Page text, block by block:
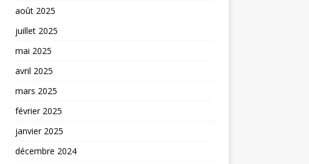
août 2025
juillet 2025
mai 2025
avril 2025
mars 2025
février 2025
janvier 2025
décembre 2024